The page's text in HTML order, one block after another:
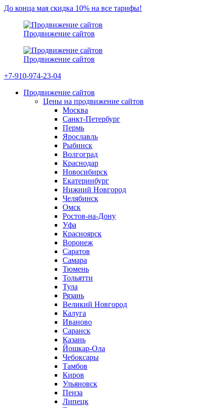
До конца мая скидка 10% на все тарифы!
Продвижение сайтов
Продвижение сайтов
+7-910-974-23-04
Продвижение сайтов
Цены на продвижение сайтов
Москва
Санкт-Петербург
Пермь
Ярославль
Рыбинск
Волгоград
Краснодар
Новосибирск
Екатеринбург
Нижний Новгород
Челябинск
Омск
Ростов-на-Дону
Уфа
Красноярск
Воронеж
Саратов
Самара
Тюмень
Тольятти
Тула
Рязань
Великий Новгород
Калуга
Иваново
Саранск
Казань
Йошкар-Ола
Чебоксары
Тамбов
Киров
Ульяновск
Пенза
Липецк